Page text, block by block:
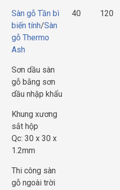
Sàn gỗ Tần bì
biến tính/Sàn
gỗ Thermo
Ash
40 120
Sơn dầu sàn
gỗ bằng sơn
dầu nhập khẩu
Khung xương
sắt hộp
Qc: 30 x 30 x
1.2mm
Thi công sàn
gỗ ngoài trời